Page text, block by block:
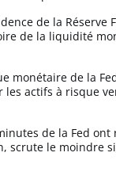
de la
de la liquidité
monétaire de la
actifs à risque
de la Fed
scrute le moindre